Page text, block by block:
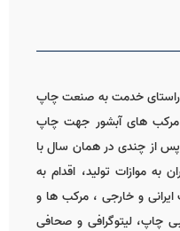
راستای خدمت به صنعت چاپ
سال ۱۳۸۳ با تولید مرکب های آبشور جهت چاپ
پس از چندی در همان سال با
به موازات تولید، اقدام به
و خارجی ، مرکب ها و
چاپ، لیتوگرافی و صحافی